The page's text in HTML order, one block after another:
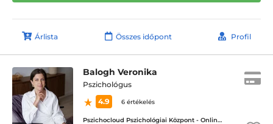
Árlista Összes időpont Profil
Balogh Veronika
Pszichológus
4.9
6 értékelés
Pszichocloud Pszichológiai Központ - Online ügyfélfogadás